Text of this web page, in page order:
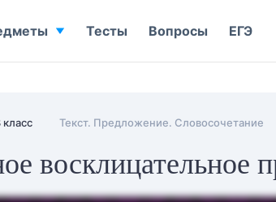
класс Текст. Предложение. Словосочетание
восклицательное
Тесты Вопросы ЕГЭ